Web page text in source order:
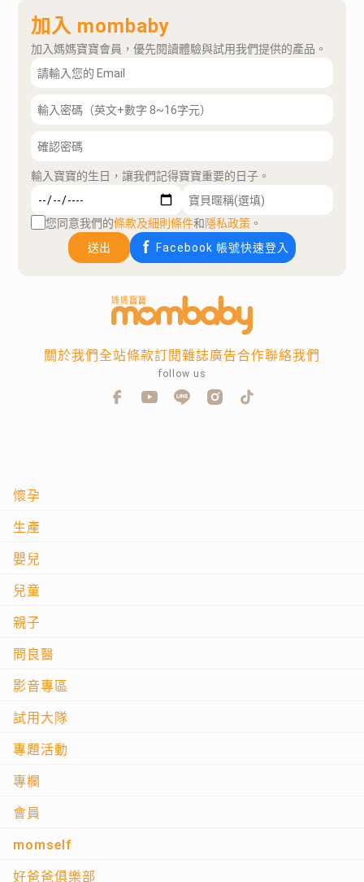
加入 mombaby
加入媽媽寶寶會員，優先閱讀體驗與試用我們提供的產品。
輸入寶寶的生日，讓我們記得寶寶重要的日子。
您同意我們的條款及細則條件和隱私政策 。
送出
Facebook 帳號快速登入
懷孕
生產
嬰兒
兒童
親子
問良醫
影音專區
試用大隊
專題活動
專欄
會員
momself
好爸爸俱樂部
關於我們全站條款訂閱雜誌廣告合作聯絡我們
follow us